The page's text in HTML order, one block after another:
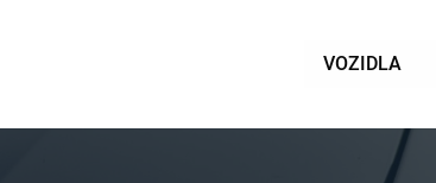
VOZIDLA